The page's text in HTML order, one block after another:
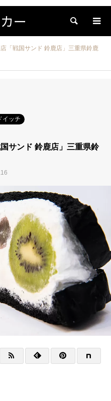
ー 検索
「戦国サンド 鈴鹿店」三重県鈴鹿
イッチ
サンド 鈴鹿店」三重県鈴